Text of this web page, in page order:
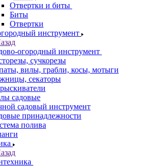
Отвертки и биты
Биты
Отвертки
инструмент
огородный инструмент
сучкорезы
вилы, грабли, косы, мотыги
секаторы
садовые
садовый инструмент
принадлежности
полива